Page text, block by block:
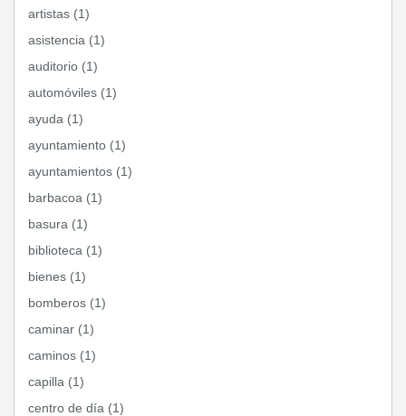
artistas (1)
asistencia (1)
auditorio (1)
automóviles (1)
ayuda (1)
ayuntamiento (1)
ayuntamientos (1)
barbacoa (1)
basura (1)
biblioteca (1)
bienes (1)
bomberos (1)
caminar (1)
caminos (1)
capilla (1)
centro de día (1)